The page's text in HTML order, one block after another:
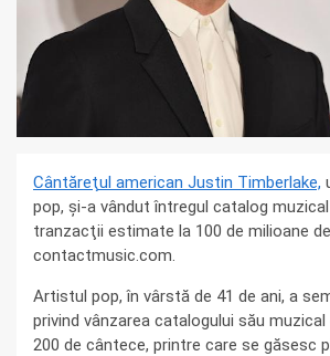
Cântăreţul american Justin Timberlake,
pop, şi-a vândut întregul catalog
tranzacţii estimate la 100 de milioane
contactmusic.com.
Artistul pop, în vârstă de 41 de ani, a
privind vânzarea catalogului său
200 de cântece, printre care se găsesc